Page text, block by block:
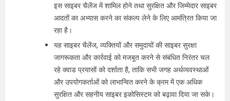
इस साइबर चैलेंज में शामिल होने तथा सुरक्षित और जिम्मेदार साइबर
आदतों का अभ्यास करने का संकल्प लेने के लिए आमंत्रित किया जा
रहा है।
यह साइबर चैलेंज, व्यक्तियों और समुदायों की साइबर सुरक्षा
जागरूकता और कार्रवाई को मजबूत करने से संबंधित निरंतर चल
रहे क्वाड प्रयासों को दर्शाता है, ताकि सभी जगह अर्थव्यवस्थाओं
और उपयोगकर्ताओं को लाभान्वित करने के क्रम में एक अधिक
सुरक्षित और सहनीय साइबर इकोसिस्टम को बढ़ावा दिया जा सके।